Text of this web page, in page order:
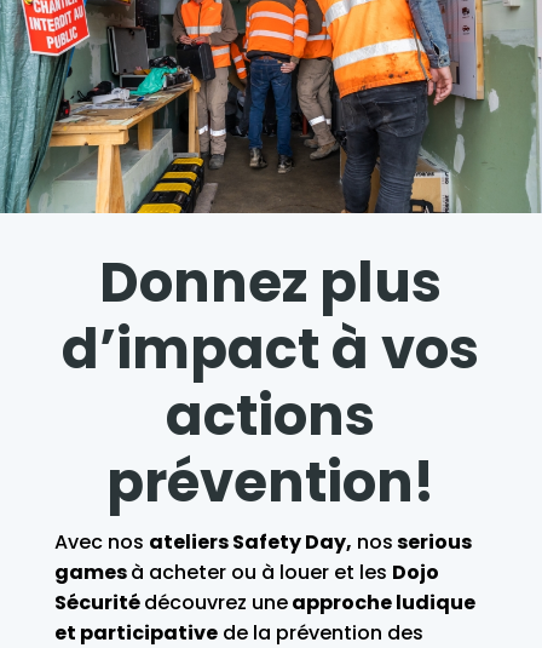
Donnez plus
d’impact à vos
actions
prévention!
Avec nos ateliers Safety Day, nosserious
gamesà acheter ou à louer et les Dojo
Sécuritédécouvrez uneapproche ludique
et participativede la prévention des